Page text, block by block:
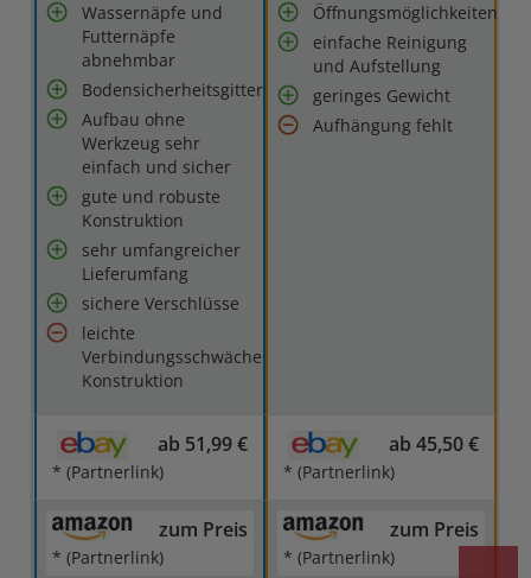
Wassernäpfe und
Futternäpfe
abnehmbar
Bodensicherheitsgitter
Aufbau ohne
Werkzeug sehr
einfach und sicher
gute und robuste
Konstruktion
sehr umfangreicher
Lieferumfang
sichere Verschlüsse
leichte
Verbindungsschwäche
Konstruktion
Öffnungsmöglichkeiten
einfache Reinigung
und Aufstellung
geringes Gewicht
Aufhängung fehlt
ab 51,99 €
* (Partnerlink)
ab 45,50 €
* (Partnerlink)
zum Preis
* (Partnerlink)
zum Preis
* (Partnerlink)